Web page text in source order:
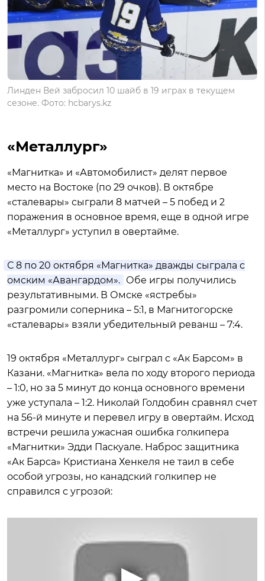
Линден Вей забросил 10 шайб в 19 играх в текущем
сезоне. Фото: hcbarys.kz
«Металлург»
«Магнитка» и «Автомобилист» делят первое
место на Востоке (по 29 очков). В октябре
«сталевары» сыграли 8 матчей – 5 побед и 2
поражения в основное время, еще в одной игре
«Металлург» уступил в овертайме.
С 8 по 20 октября «Магнитка» дважды сыграла с
омским «Авангардом». Обе игры получились
результативными. В Омске «ястребы»
разгромили соперника – 5:1, в Магнитогорске
«сталевары» взяли убедительный реванш – 7:4.
19 октября «Металлург» сыграл с «Ак Барсом» в
Казани. «Магнитка» вела по ходу второго периода
– 1:0, но за 5 минут до конца основного времени
уже уступала – 1:2. Николай Голдобин сравнял счет
на 56-й минуте и перевел игру в овертайм. Исход
встречи решила ужасная ошибка голкипера
«Магнитки» Эдди Паскуале. Наброс защитника
«Ак Барса» Кристиана Хенкеля не таил в себе
особой угрозы, но канадский голкипер не
справился с угрозой: